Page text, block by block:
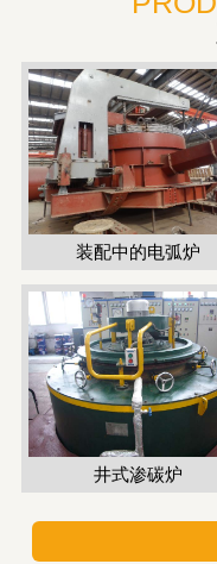
装配中的电弧炉
井式渗碳炉